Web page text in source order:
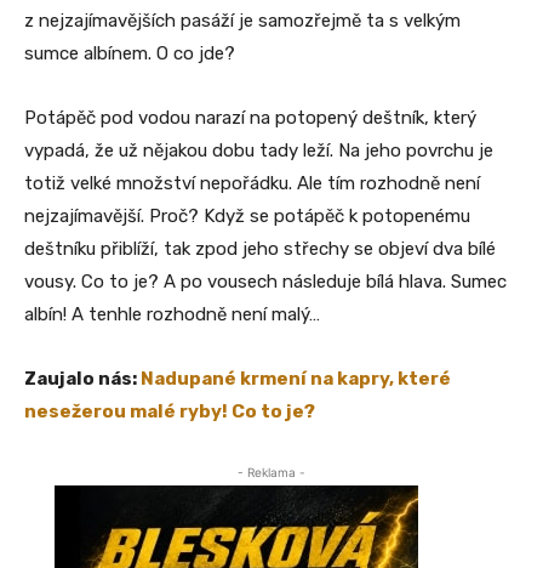
z nejzajímavějších pasáží je samozřejmě ta s velkým
sumce albínem. O co jde?
Potápěč pod vodou narazí na potopený deštník, který
vypadá, že už nějakou dobu tady leží. Na jeho povrchu je
totiž velké množství nepořádku. Ale tím rozhodně není
nejzajímavější. Proč? Když se potápěč k potopenému
deštníku přiblíží, tak zpod jeho střechy se objeví dva bílé
vousy. Co to je? A po vousech následuje bílá hlava. Sumec
albín! A tenhle rozhodně není malý…
Zaujalo nás: Nadupané krmení na kapry, které
nesežerou malé ryby! Co to je?
- Reklama -